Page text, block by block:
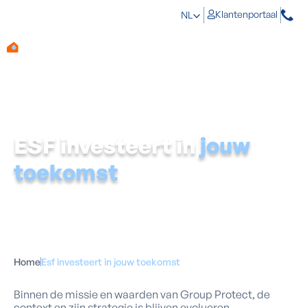
NL Klantenportaal
ESF investeert in jouw
toekomst
HomeEsf investeert in jouw toekomst
Binnen de missie en waarden van Group Protect, de